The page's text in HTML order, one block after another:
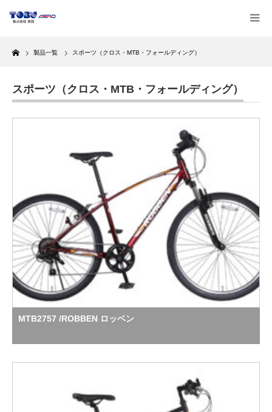
Home
製品一覧 スポーツ（クロス・MTB・フォールディング）
スポーツ（クロス・MTB・フォールディング）
MTB2757 /ROBBEN ロッベン